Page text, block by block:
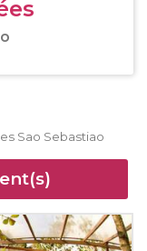
Sao Sebastiao